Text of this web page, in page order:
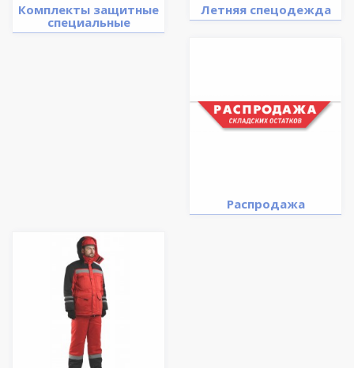
Комплекты защитные
специальные
Летняя спецодежда
Распродажа